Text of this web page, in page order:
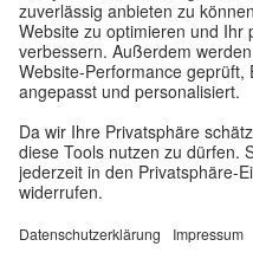
Über uns
Autor*innen
Impressum
Datenschutz
Privatsphäre-